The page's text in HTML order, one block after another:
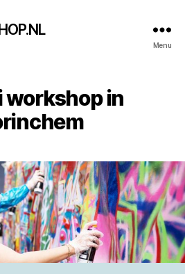
Menu
workshop in